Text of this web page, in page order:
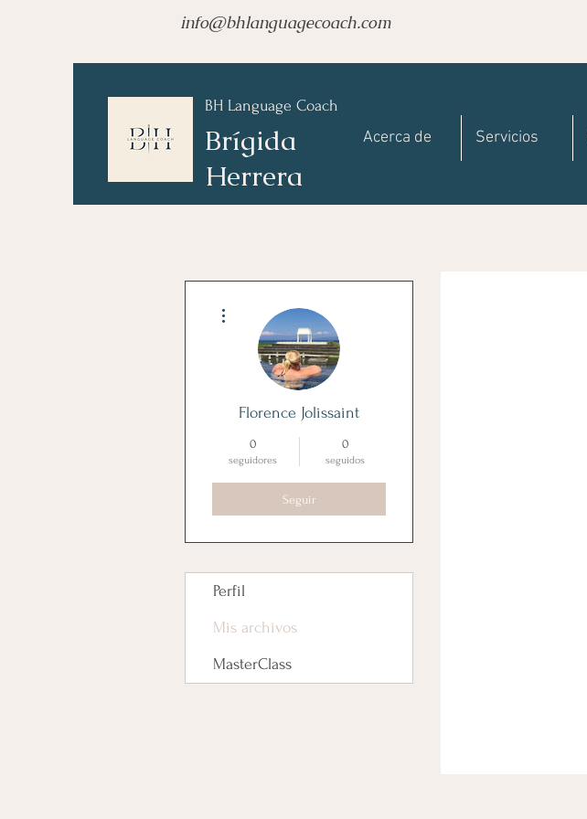
info@bhlanguagecoach.com
BH Language Coach
Brígida
Herrera
Acerca de Servicios
Florence Jolissaint
0
seguidores
0
seguidos
Seguir
Perfil
Mis archivos
MasterClass